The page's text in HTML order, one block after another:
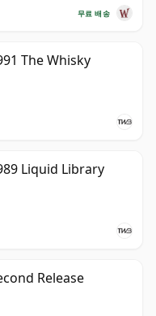
무료 배송
The Whisky
Liquid Library
Release